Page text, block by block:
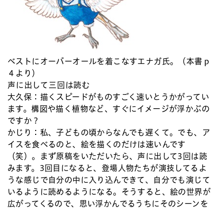
ベストにオーバーオールを着こなすエナガ氏。（本書ｐ
４より）
声に出して三回は読む
大久保： 描くスピードがものすごく速いとうかがってい
ます。構図や描く植物など、すぐにイメージが浮かぶの
ですか？
かじり： 私、子どもの頃からなんでも遅くて。でも、ア
イスを食べるのと、絵を描くのだけは速いんです
（笑）。まず原稿をいただいたら、声に出して3回は読
みます。3回目になると、登場人物たちが演技してるよ
うな感じで自分の中に入り込んできて、自分でも演じて
いるように読めるようになる。そうすると、絵の世界が
広がってくるので、思い浮かんでるうちにそのシーンを